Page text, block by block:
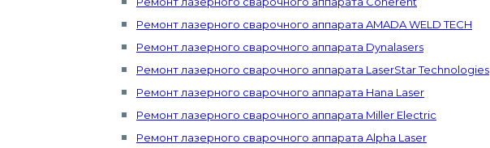
Ремонт лазерного сварочного аппарата AMADA WELD TECH
Ремонт лазерного сварочного аппарата Dynalasers
Ремонт лазерного сварочного аппарата LaserStar Technologies
Ремонт лазерного сварочного аппарата Hana Laser
Ремонт лазерного сварочного аппарата Miller Electric
Ремонт лазерного сварочного аппарата Alpha Laser